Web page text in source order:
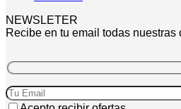
NEWSLETER
Recibe en tu email todas nuestras